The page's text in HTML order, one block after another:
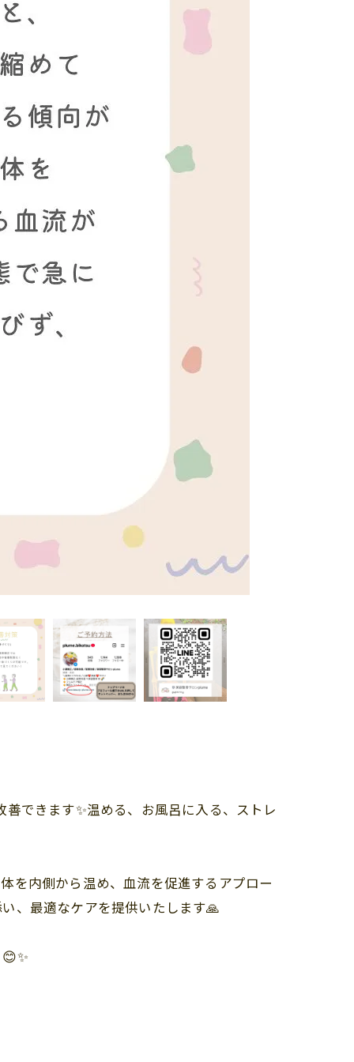
できます✨温める、お風呂に入る、ストレ
を内側から温め、血流を促進するアプロー
、最適なケアを提供いたします🙏